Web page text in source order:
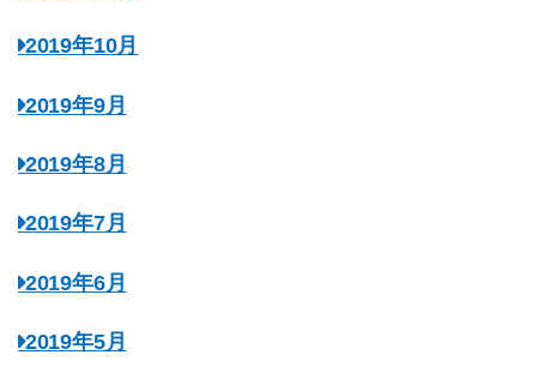
2019年10月
2019年9月
2019年8月
2019年7月
2019年6月
2019年5月